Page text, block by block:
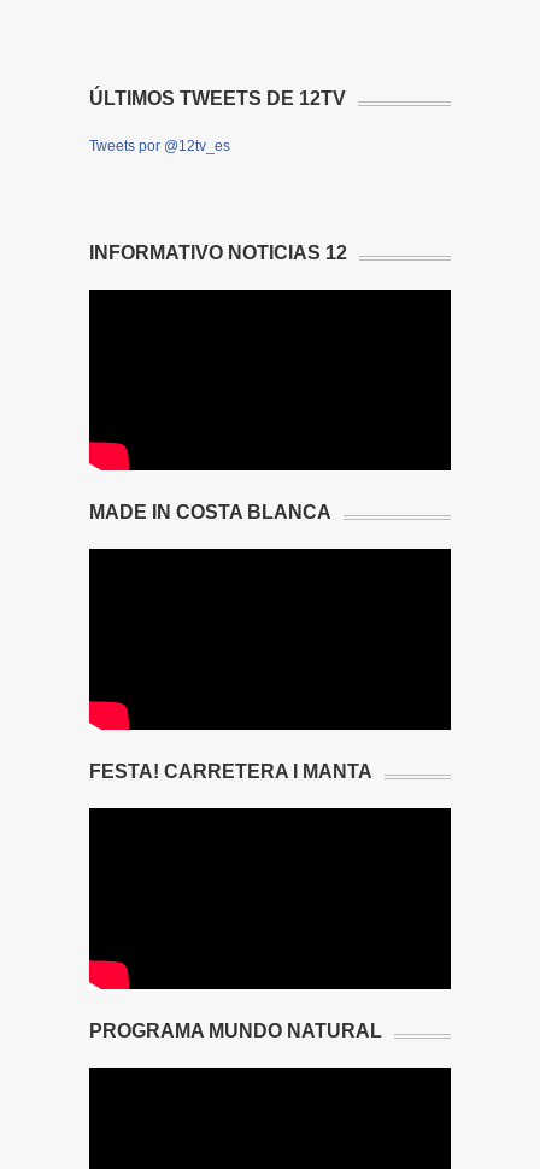
ÚLTIMOS TWEETS DE 12TV
Tweets por @12tv_es
INFORMATIVO NOTICIAS 12
MADE IN COSTA BLANCA
FESTA! CARRETERA I MANTA
PROGRAMA MUNDO NATURAL